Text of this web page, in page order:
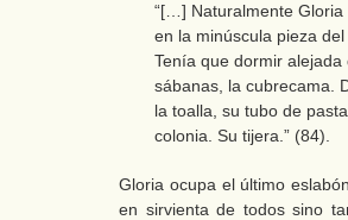
“[…] Naturalmente
en la minúscula pieza
Tenía que dormir
sábanas, la cubrecama.
la toalla, su tubo de
colonia. Su tijera.” (84).
Gloria ocupa el último
en sirvienta de todos sino